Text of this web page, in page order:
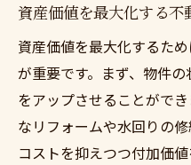
資産価値を最大化する不
資産価値を最大化するた
が重要です。まず、物件
をアップさせることがで
なリフォームや水回りの
コストを抑えつつ付加価